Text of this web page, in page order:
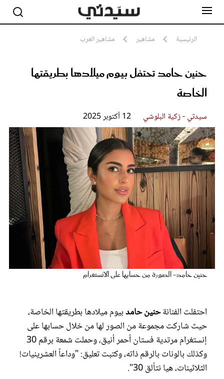
الرئيسية مشاهير مشاهير العرب
حنين حامد تحتفل بيوم ميلادها بطريقتها
الخاصة
سيدتي - زكية البلوشي 12 أكتوبر 2025
حنين حامد- الصورة من حسابها على الانستغرام
احتفلت الفنانةحنين حامدبيوم ميلادها بطريقتها الخاصة،
حيث شاركت مجموعة من الصور لها من خلال حسابها على
إنستغرام مرتدية فستان أحمر أنيق، وحملت شمعة برقم 30
وكذلك بالونات بالرقم ذاته، وكتبت تعليق: "وداعاً العشرينيات!
الثلاثينات، هيا نتألق 30".
مشاهير
جمال
سيدتي وطفلك
لايف ستايل
بلس+
فيديو
مطبخ سيدتي
مقالات الرأي
ستايل
تقارير
عروس سيدتي
مجلة سيدتي